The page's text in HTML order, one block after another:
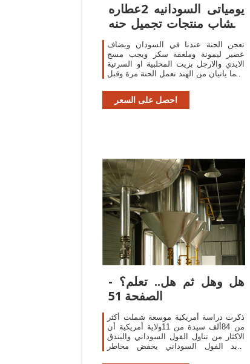
يومياتى السودانيه 2عطاره
اعشاب منتجات تجميل حنه
سودانى
تعجن الحنة عندنا في السودان ويضاف
عصير ليمونة وملعقة سكر ويجب مسج
الايدي والارجل بزيت المحلبية او السرتية
وهما ياتيان من الهند تعمل الحنة مرة وقبل
وملعقتين
احصل على السعر
هل وهل ثم هل.. تعلم؟ -
الصفحة 51
ذكرت دراسة أمريكية موسعة شملت أكثر
من 84ألف سيدة من 11ولاية أمريكية أن
الاكثار من تناول الفول السوداني والبندق
وزبد الفول السوداني يخفض مخاطر